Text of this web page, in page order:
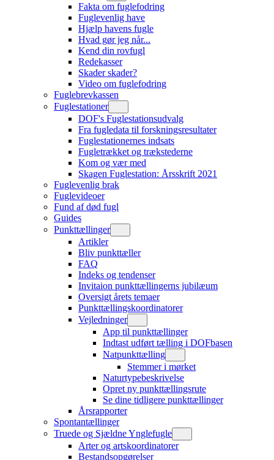
Fakta om fuglefodring
Fuglevenlig have
Hjælp havens fugle
Hvad gør jeg når...
Kend din rovfugl
Redekasser
Skader skader?
Video om fuglefodring
Fuglebrevkassen
Fuglestationer
DOF's Fuglestationsudvalg
Fra fugledata til forskningsresultater
Fuglestationernes indsats
Fugletrækket og trækstederne
Kom og vær med
Skagen Fuglestation: Årsskrift 2021
Fuglevenlig brak
Fuglevideoer
Fund af død fugl
Guides
Punkttællinger
Artikler
Bliv punkttæller
FAQ
Indeks og tendenser
Invitaion punkttællingerns jubilæum
Oversigt årets temaer
Punkttællingskoordinatorer
Vejledninger
App til punkttællinger
Indtast udført tælling i DOFbasen
Natpunkttælling
Stemmer i mørket
Naturtypebeskrivelse
Opret ny punkttællingsrute
Se dine tidligere punkttællinger
Årsrapporter
Spontantællinger
Truede og Sjældne Ynglefugle
Arter og artskoordinatorer
Bestandsopgørelser